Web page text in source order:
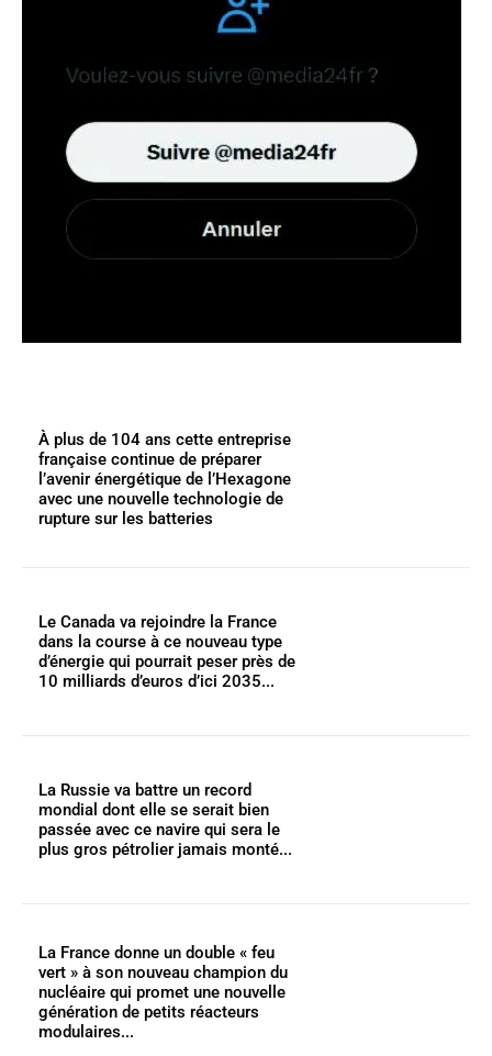
À plus de 104 ans cette entreprise
française continue de préparer
l’avenir énergétique de l’Hexagone
avec une nouvelle technologie de
rupture sur les batteries
Le Canada va rejoindre la France
dans la course à ce nouveau type
d’énergie qui pourrait peser près de
10 milliards d’euros d’ici 2035...
La Russie va battre un record
mondial dont elle se serait bien
passée avec ce navire qui sera le
plus gros pétrolier jamais monté...
La France donne un double « feu
vert » à son nouveau champion du
nucléaire qui promet une nouvelle
génération de petits réacteurs
modulaires...